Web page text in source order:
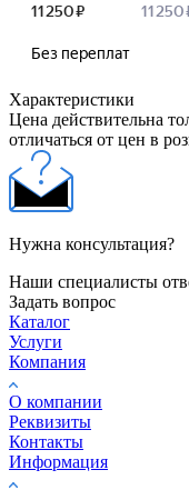
Характеристики
Цена действительна
отличаться от цен в
Нужна консультация?
Наши специалисты
Задать вопрос
Каталог
Услуги
Компания
О компании
Реквизиты
Контакты
Информация